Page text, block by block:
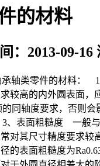
的材料
：2013-09-16
轴类零件的材料：
求较高的内外圆表面
同轴度要求，否则
表面粗糙度 一般与
对其尺寸精度要求
径的表面粗糙度为